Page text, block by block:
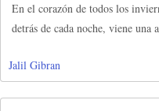
En el corazón de todos los
detrás de cada noche, viene una
Jalil Gibran